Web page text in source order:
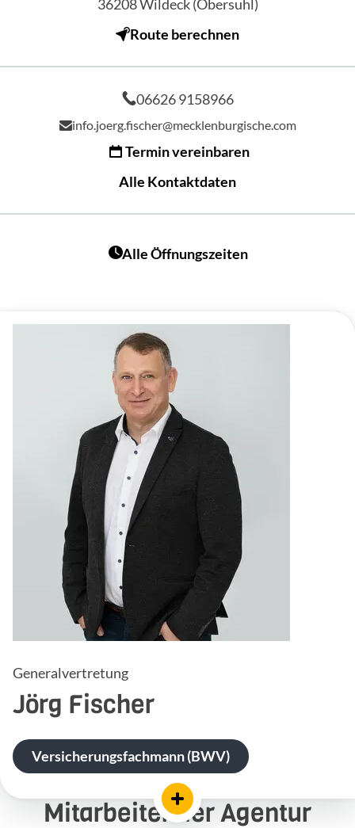
36208Wildeck (Obersuhl)
Route berechnen
06626 9158966
info.joerg.fischer@mecklenburgische.com
Termin vereinbaren
Alle Kontaktdaten
Alle Öffnungszeiten
Generalvertretung
Jörg Fischer
Versicherungsfachmann (BWV)
Mitarbeiter der Agentur